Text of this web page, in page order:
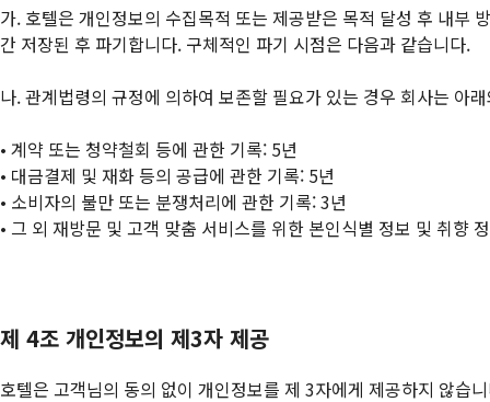
가. 호텔은 개인정보의 수집목적 또는 제공받은 목적 달성 후 내부
간 저장된 후 파기합니다. 구체적인 파기 시점은 다음과 같습니다.
나. 관계법령의 규정에 의하여 보존할 필요가 있는 경우 회사는 아
• 계약 또는 청약철회 등에 관한 기록: 5년
• 대금결제 및 재화 등의 공급에 관한 기록: 5년
• 소비자의 불만 또는 분쟁처리에 관한 기록: 3년
• 그 외 재방문 및 고객 맞춤 서비스를 위한 본인식별 정보 및 취향
제 4조 개인정보의 제3자 제공
호텔은 고객님의 동의 없이 개인정보를 제 3자에게 제공하지 않습